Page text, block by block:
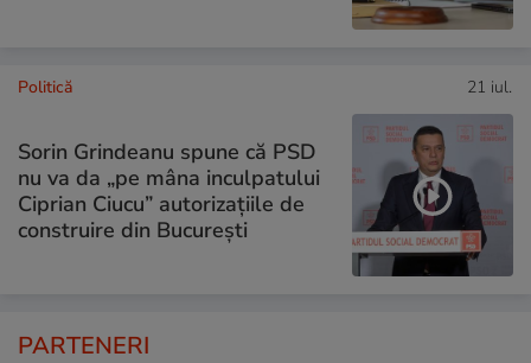
Politică 21 iul.
Sorin Grindeanu spune că PSD
nu va da „pe mâna inculpatului
Ciprian Ciucu” autorizațiile de
construire din București
PARTENERI